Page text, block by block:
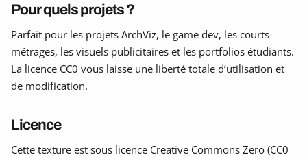
Pour quels projets ?
Parfait pour les projets ArchViz, le game dev, les courts-
métrages, les visuels publicitaires et les portfolios étudiants.
La licence CC0 vous laisse une liberté totale d’utilisation et
de modification.
Licence
Cette texture est sous licence Creative Commons Zero (CC0